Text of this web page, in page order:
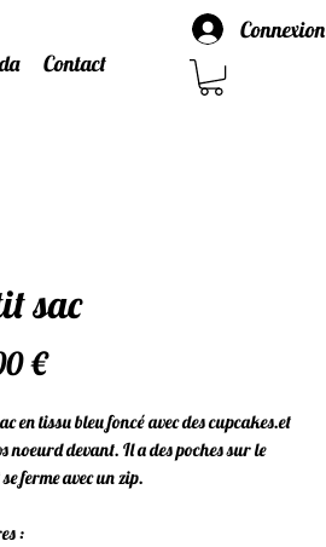
Connexion
Contact
sac
€Prix
en tissu bleu foncé avec des cupcakes.et
noeurd devant. Il a des poches sur le
ferme avec un zip.
: